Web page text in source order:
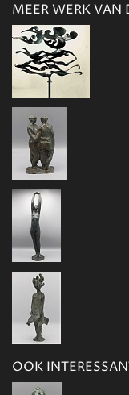
MEER WERK VAN
OOK